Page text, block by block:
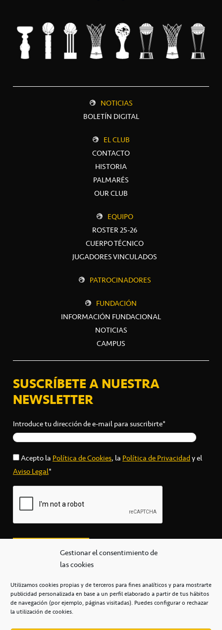
Gestionar el consentimiento de
las cookies
Utilizamos cookies propias y de terceros para fines analíticos y para mostrarte
publicidad personalizada en base a un perfil elaborado a partir de tus hábitos
de navegación (por ejemplo, páginas visitadas). Puedes configurar o rechazar
la utilización de cookies.
NOTICIAS
BOLETÍN DIGITAL
EL CLUB
CONTACTO
HISTORIA
PALMARÉS
OUR CLUB
EQUIPO
ROSTER 25-26
CUERPO TÉCNICO
JUGADORES VINCULADOS
PATROCINADORES
FUNDACIÓN
INFORMACIÓN FUNDACIONAL
NOTICIAS
CAMPUS
SUSCRÍBETE A NUESTRA
NEWSLETTER
Introduce tu dirección de e-mail para suscribirte*
Acepto laPolítica de Cookies, laPolítica de Privacidady el
Aviso Legal*
secretaria@cbcanarias.es
+34 922 253 684